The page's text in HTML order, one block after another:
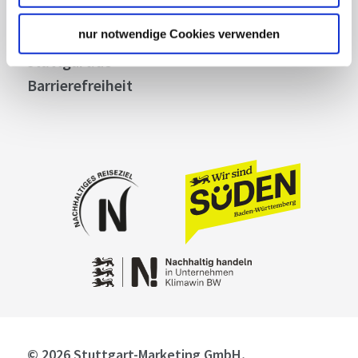
nur notwendige Cookies verwenden
Cookies
Impressum
stuttgart.de
Barrierefreiheit